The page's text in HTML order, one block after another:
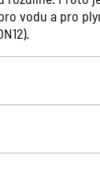
vodu a pro